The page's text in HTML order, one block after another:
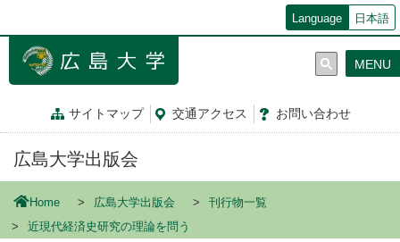
ン
Language 日本語
サイトマップ 交通アクセス お問い合わせ
MENU
広島大学出版会
Home 広島大学出版会
刊行物一覧
近現代経済史研究の理論を問う